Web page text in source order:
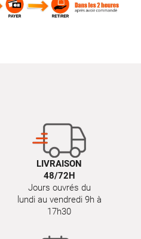
LIVRAISON
48/72H
Jours ouvrés du
lundi au vendredi 9h à
17h30